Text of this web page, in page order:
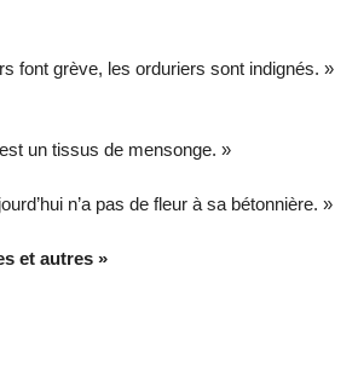
font grève, les orduriers sont indignés. »
un tissus de mensonge. »
n’a pas de fleur à sa bétonnière. »
et autres »